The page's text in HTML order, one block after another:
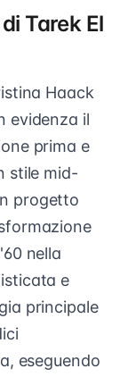
Tarek El
Haack
evidenza il
prima e
stile mid-
progetto
nella
e
principale
eseguendo